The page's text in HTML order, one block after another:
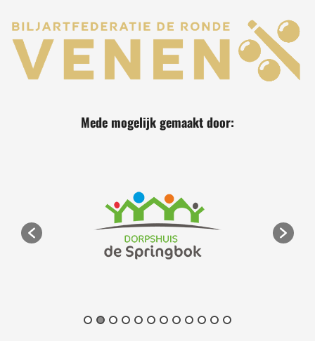
naar
inhoud
Mede mogelijk gemaakt door: